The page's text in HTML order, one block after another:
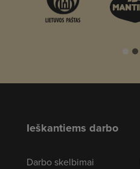
Ieškantiems darbo
Darbo skelbimai